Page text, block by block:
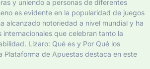
y uniendo a personas de diferentes
es evidente en la popularidad de juegos
alcanzado notoriedad a nivel mundial y ha
que celebran tanto la
Lizaro: Qué es y Por Qué los
Plataforma de Apuestas destaca en este